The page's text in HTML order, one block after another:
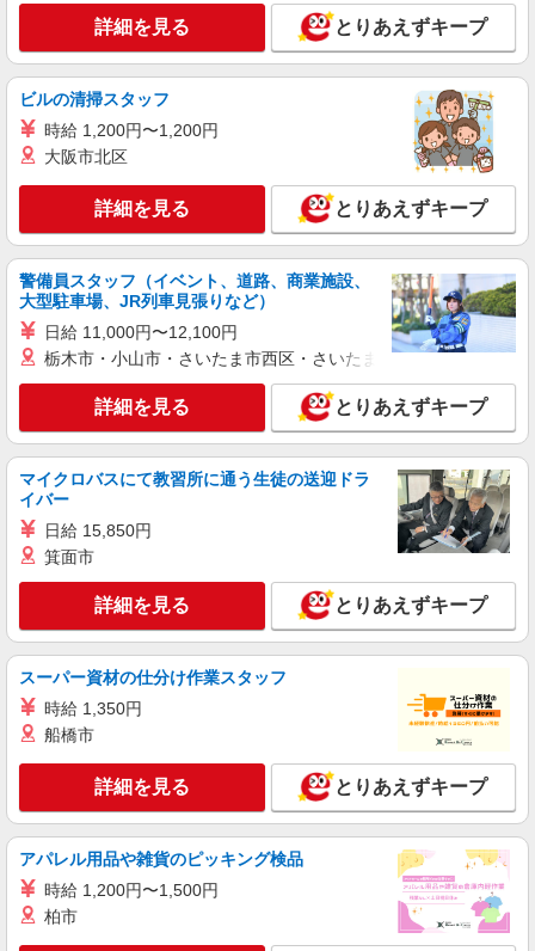
キープ 詳細を見る
派遣社員
株式会社kotrio /●NG-H-1907533
四日市市*デイでの生活補助☆スキルを身につ
けて長く働く♪
時給1500円〜2150円 ＜日払い有/週払い有/交
通費全支給(ガソリン代含む)＞
キープ 詳細を見る
派遣社員
株式会社kotrio /●NG-H-2093020
四日市駅★未経験OKの人間関係に悩まない職
場へ★サ高住スタッフ
時給1500円〜2125円 ＜日払い有/週払い有/交
通費全支給(ガソリン代含む)＞
四日市市
キープ 詳細を見る
株式会社kotrio /●NG-H-1905932
四日市駅▼綺麗なサ高住で生活ケア▼清掃やフ
ロアの巡回など
時給1500円〜2125円 ＜日払い有/週払い有/交
詳細を見る
派遣社員
株式会社kotrio /●NG-H-1811495
シニア向けマンションで見守り・食事配膳など
詳細を見る とりあえずキープ
ビルの清掃スタッフ
時給 1,200円〜1,200円
大阪市北区
詳細を見る とりあえずキープ
警備員スタッフ（イベント、道路、商業施設、
大型駐車場、JR列車見張りなど）
日給 11,000円〜12,100円
栃木市・小山市・さいたま市西区・さいたま市岩槻区・久喜市・
詳細を見る とりあえずキープ
マイクロバスにて教習所に通う生徒の送迎ドラ
イバー
日給 15,850円
箕面市
詳細を見る とりあえずキープ
スーパー資材の仕分け作業スタッフ
時給 1,350円
船橋市
詳細を見る とりあえずキープ
アパレル用品や雑貨のピッキング検品
時給 1,200円〜1,500円
柏市